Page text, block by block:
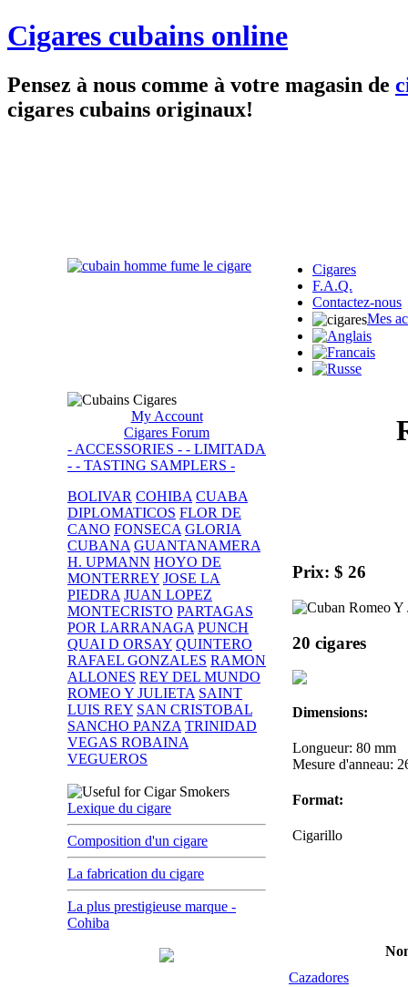
Cigares cubains online
Pensez à nous comme à votre magasin de
cigares cubains originaux!
Cigares
F.A.Q.
Contactez-nous
Mes
My Account
Cigares Forum
- ACCESSORIES - - LIMITADA
- - TASTING SAMPLERS -
BOLIVAR COHIBA CUABA
DIPLOMATICOS FLOR DE
CANO FONSECA GLORIA
CUBANA GUANTANAMERA
H. UPMANN HOYO DE
MONTERREY JOSE LA
PIEDRA JUAN LOPEZ
MONTECRISTO PARTAGAS
POR LARRANAGA PUNCH
QUAI D ORSAY QUINTERO
RAFAEL GONZALES RAMON
ALLONES REY DEL MUNDO
ROMEO Y JULIETA SAINT
LUIS REY SAN CRISTOBAL
SANCHO PANZA TRINIDAD
VEGAS ROBAINA
VEGUEROS
Lexique du cigare
Composition d'un cigare
La fabrication du cigare
La plus prestigieuse marque -
Cohiba
Prix: $ 26
20 cigares
Dimensions:
Longueur: 80 mm
Mesure d'anneau:
Format:
Cigarillo
Cazadores